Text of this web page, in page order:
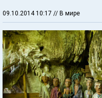
09.10.2014 10:17 // В мире